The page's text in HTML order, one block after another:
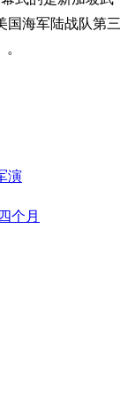
国海军陆战队第三
演
个月